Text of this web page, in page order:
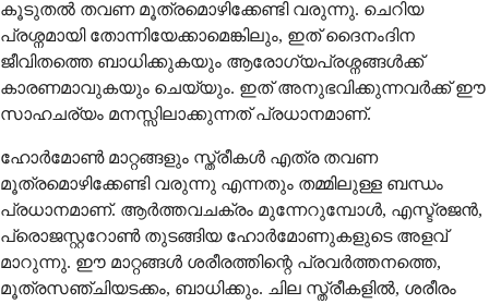
കൂടുതൽ തവണ മൂത്രമൊഴിക്കേണ്ടി വരുന്നു. ചെറിയ
പ്രശ്നമായി തോന്നിയേക്കാമെങ്കിലും, ഇത് ദൈനംദിന
ജീവിതത്തെ ബാധിക്കുകയും ആരോഗ്യപ്രശ്നങ്ങൾക്ക്
കാരണമാവുകയും ചെയ്യും. ഇത് അനുഭവിക്കുന്നവർക്ക് ഈ
സാഹചര്യം മനസ്സിലാക്കുന്നത് പ്രധാനമാണ്.
ഹോർമോൺ മാറ്റങ്ങളും സ്ത്രീകൾ എത്ര തവണ
മൂത്രമൊഴിക്കേണ്ടി വരുന്നു എന്നതും തമ്മിലുള്ള ബന്ധം
പ്രധാനമാണ്. ആർത്തവചക്രം മുന്നേറുമ്പോൾ, എസ്ട്രജൻ,
പ്രൊജസ്റ്ററോൺ തുടങ്ങിയ ഹോർമോണുകളുടെ അളവ്
മാറുന്നു. ഈ മാറ്റങ്ങൾ ശരീരത്തിന്റെ പ്രവർത്തനത്തെ,
മൂത്രസഞ്ചിയടക്കം, ബാധിക്കും. ചില സ്ത്രീകളിൽ, ശരീരം